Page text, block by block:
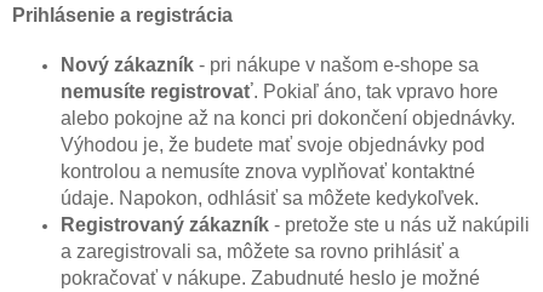
Prihlásenie a registrácia
Nový zákazník - pri nákupe v našom e-shope sa
nemusíte registrovať. Pokiaľ áno, tak vpravo hore
alebo pokojne až na konci pri dokončení objednávky.
Výhodou je, že budete mať svoje objednávky pod
kontrolou a nemusíte znova vyplňovať kontaktné
údaje. Napokon, odhlásiť sa môžete kedykoľvek.
Registrovaný zákazník - pretože ste u nás už nakúpili
a zaregistrovali sa, môžete sa rovno prihlásiť a
pokračovať v nákupe. Zabudnuté heslo je možné